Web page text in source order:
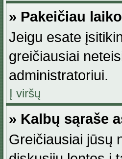
» Pakeičiau
Jeigu esate
greičiausiai
administratoriui.
Į viršų
» Kalbų sąraše
Greičiausiai jūsų